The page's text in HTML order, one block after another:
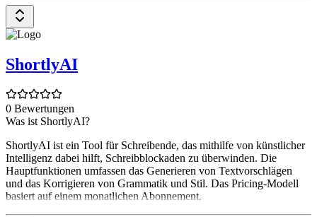
ShortlyAI
0 Bewertungen
Was ist ShortlyAI?
ShortlyAI ist ein Tool für Schreibende, das mithilfe von künstlicher
Intelligenz dabei hilft, Schreibblockaden zu überwinden. Die
Hauptfunktionen umfassen das Generieren von Textvorschlägen
und das Korrigieren von Grammatik und Stil. Das Pricing-Modell
basiert auf einem monatlichen Abonnement.